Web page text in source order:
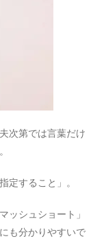
次第では言葉だけ
定すること」。
ッシュショート」
も分かりやすいで